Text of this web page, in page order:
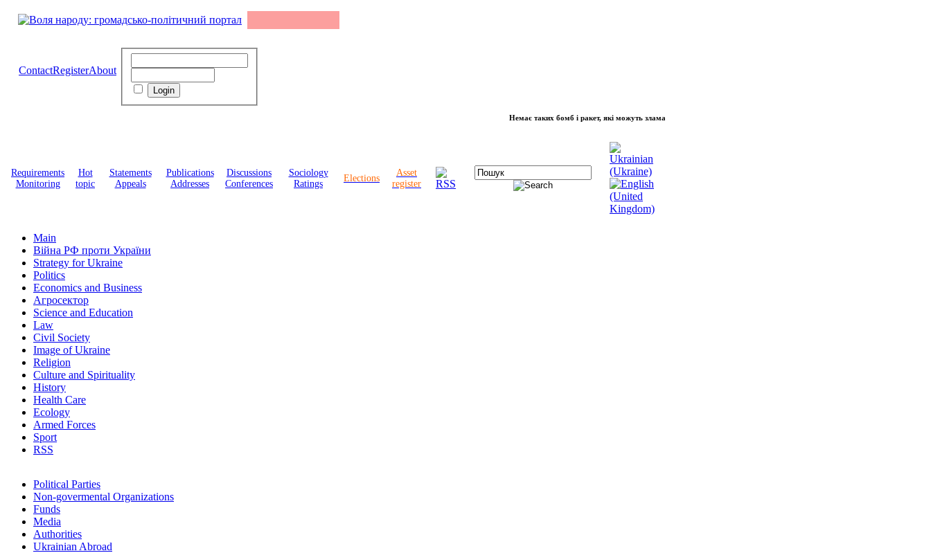
ContactRegisterAbout
Немає таких бомб і ракет, які можуть зламати волю народу, - Президент України Володимир Зеленський
Requirements
Monitoring
Hot
topic
Statements
Appeals
Publications
Addresses
Discussions
Conferences
Sociology
Ratings
Elections
Asset
register
Main
Війна РФ проти України
Strategy for Ukraine
Politics
Economics and Business
Агросектор
Science and Education
Law
Civil Society
Image of Ukraine
Religion
Culture and Spirituality
History
Health Care
Ecology
Armed Forces
Sport
RSS
Political Parties
Non-govermental Organizations
Funds
Мedia
Authorities
Ukrainian Abroad